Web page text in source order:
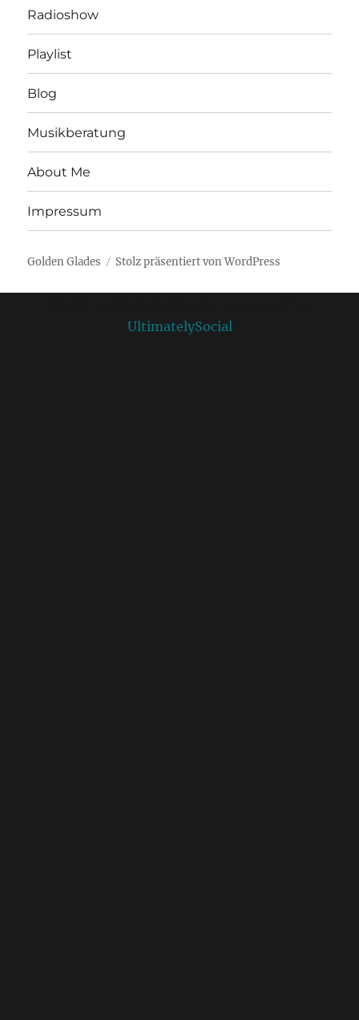
Radioshow
Playlist
Blog
Musikberatung
About Me
Impressum
Golden Glades Stolz präsentiert von WordPress
UltimatelySocial